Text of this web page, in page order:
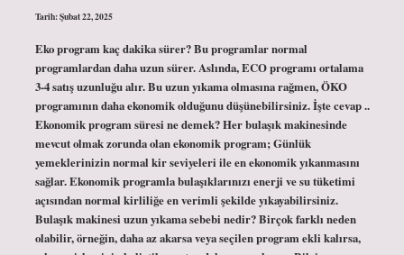
Tarih: Şubat 22, 2025
Eko program kaç dakika sürer? Bu programlar normal
programlardan daha uzun sürer. Aslında, ECO programı ortalama
3-4 satış uzunluğu alır. Bu uzun yıkama olmasına rağmen, ÖKO
programının daha ekonomik olduğunu düşünebilirsiniz. İşte cevap ..
Ekonomik program süresi ne demek? Her bulaşık makinesinde
mevcut olmak zorunda olan ekonomik program; Günlük
yemeklerinizin normal kir seviyeleri ile en ekonomik yıkanmasını
sağlar. Ekonomik programla bulaşıklarınızı enerji ve su tüketimi
açısından normal kirliliğe en verimli şekilde yıkayabilirsiniz.
Bulaşık makinesi uzun yıkama sebebi nedir? Birçok farklı neden
olabilir, örneğin, daha az akarsa veya seçilen program ekli kalırsa,